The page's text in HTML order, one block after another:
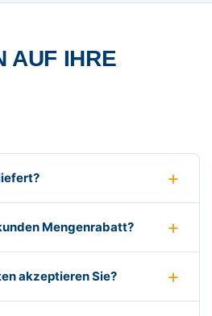
AUF IHRE
Mengenrabatt?
akzeptieren Sie?